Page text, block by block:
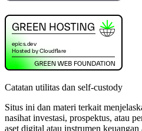
Catatan utilitas dan self-custody
Situs ini dan materi terkait
nasihat investasi, prospektus, atau
aset digital atau instrumen